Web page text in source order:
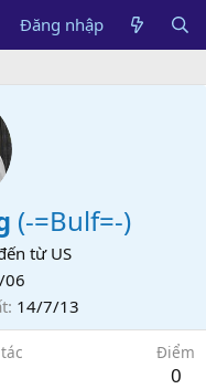
Đăng nhập
(-=Bulf=-)
từ US
06
14/7/13
Điểm
0